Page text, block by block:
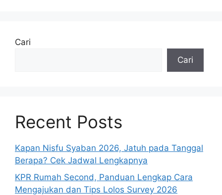
Cari
Cari
Recent Posts
Kapan Nisfu Syaban 2026, Jatuh pada Tanggal
Berapa? Cek Jadwal Lengkapnya
KPR Rumah Second, Panduan Lengkap Cara
Mengajukan dan Tips Lolos Survey 2026